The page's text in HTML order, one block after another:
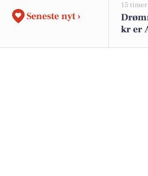
Seneste nyt ›
15 timer
kr er